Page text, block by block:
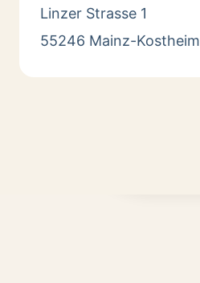
Linzer Strasse 1
55246 Mainz-Kostheim